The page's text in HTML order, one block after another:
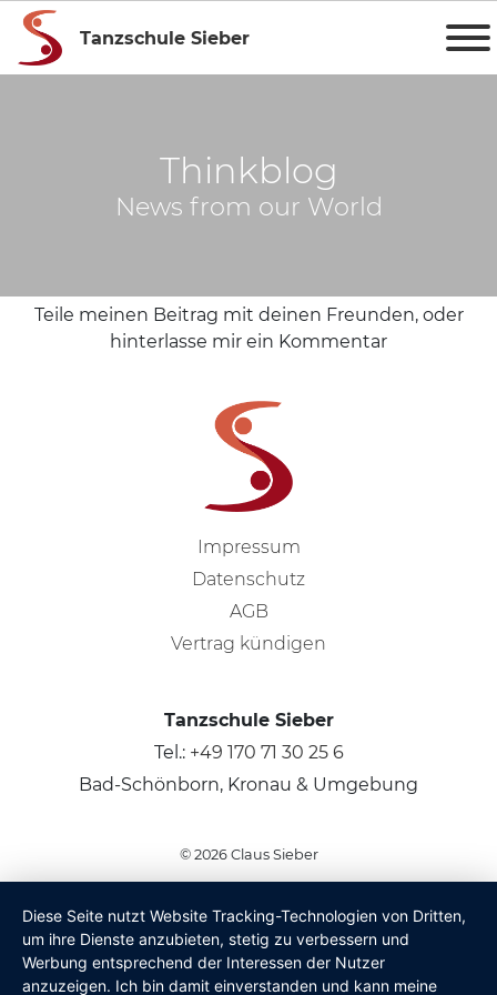
Tanzschule Sieber
Thinkblog
News from our World
Teile meinen Beitrag mit deinen Freunden, oder
hinterlasse mir ein Kommentar
Impressum
Datenschutz
AGB
Vertrag kündigen
Tanzschule Sieber
Tel.: +49 170 71 30 25 6
Bad-Schönborn, Kronau & Umgebung
© 2026 Claus Sieber
Diese Seite nutzt Website Tracking-Technologien von Dritten,
um ihre Dienste anzubieten, stetig zu verbessern und
Werbung entsprechend der Interessen der Nutzer
anzuzeigen. Ich bin damit einverstanden und kann meine